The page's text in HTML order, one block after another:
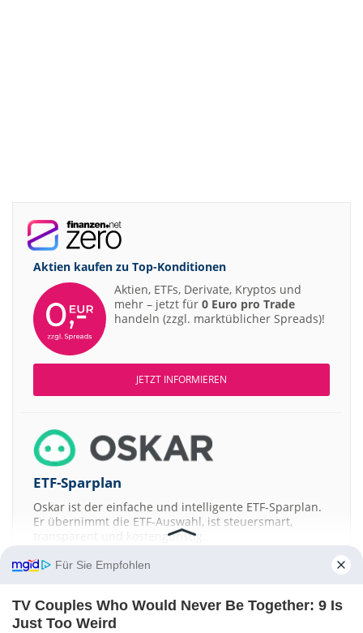
Aktien kaufen zu Top-Konditionen
Aktien, ETFs, Derivate, Kryptos und
mehr – jetzt für 0 Euro pro Trade
handeln (zzgl. marktüblicher Spreads)!
JETZT INFORMIEREN
ETF-Sparplan
Oskar ist der einfache und intelligente ETF-Sparplan.
Er übernimmt die ETF-Auswahl, ist steuersmart,
transparent und kostengünstig.
JETZT MEHR ERFAHREN
Für Sie Empfohlen
TV Couples Who Would Never Be Together: 9 Is
Just Too Weird